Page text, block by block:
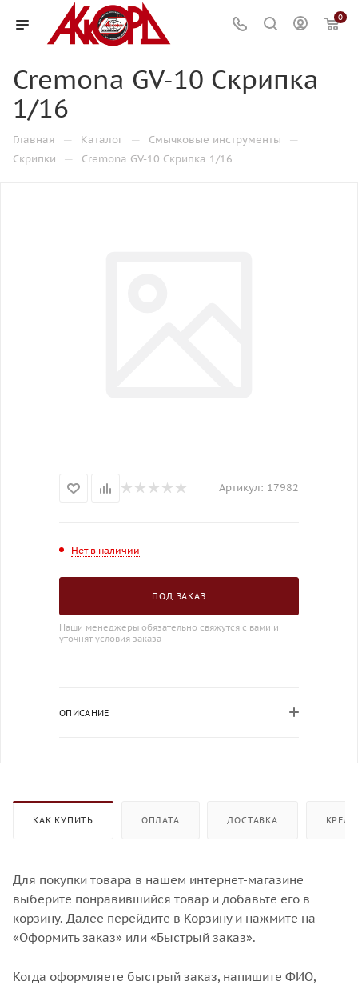
0
Cremona GV-10 Скрипка
1/16
Главная — Каталог — Смычковые инструменты —
Скрипки — Cremona GV-10 Скрипка 1/16
Артикул: 17982
Нет в наличии
ПОД ЗАКАЗ
Наши менеджеры обязательно свяжутся с вами и
уточнят условия заказа
ОПИСАНИЕ
КАК КУПИТЬ ОПЛАТА ДОСТАВКА
Для покупки товара в нашем интернет-магазине
выберите понравившийся товар и добавьте его в
корзину. Далее перейдите в Корзину и нажмите на
«Оформить заказ» или «Быстрый заказ».
Когда оформляете быстрый заказ, напишите ФИО,